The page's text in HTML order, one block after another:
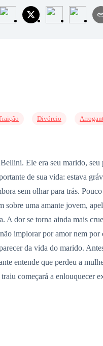
Divórcio
Ele era seu marido,
de sua vida: estava
sem olhar para trás.
uma amante jovem,
dor se torna ainda mais
implorar por amor nem
da vida do marido.
entende que perdeu a
começará a enlouquecer